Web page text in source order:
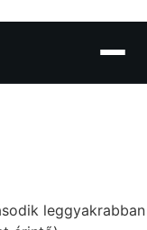
leggyakrabban